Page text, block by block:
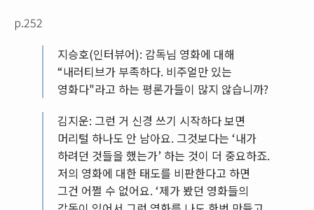
p.252
지승호(인터뷰어): 감독님 영화에 대해
“내러티브가 부족하다. 비주얼만 있는
영화다"라고 하는 평론가들이 많지 않습니까?
김지운: 그런 거 신경 쓰기 시작하다 보면
머리털 하나도 안 남아요. 그것보다는 ‘내가
하려던 것들을 했는가’ 하는 것이 더 중요하죠.
저의 영화에 대한 태도를 비판한다고 하면
그건 어쩔 수 없어요. ‘제가 봤던 영화들의